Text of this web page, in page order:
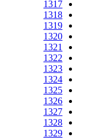
1317
1318
1319
1320
1321
1322
1323
1324
1325
1326
1327
1328
1329